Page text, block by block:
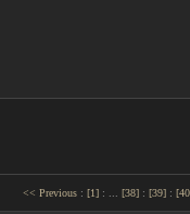
<< Previous : [1] : [38] : [39] : [40